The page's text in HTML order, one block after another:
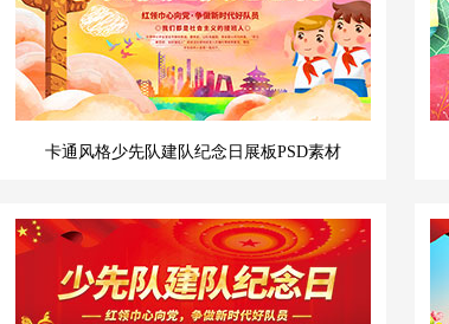
卡通风格少先队建队纪念日展板PSD素材